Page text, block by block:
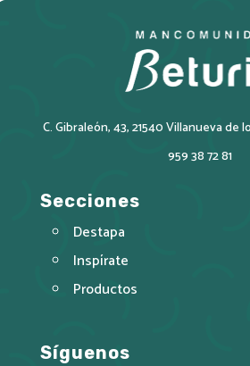
C. Gibraleón, 43, 21540 Villanueva de
959 38 72 81
Secciones
Destapa
Inspírate
Productos
Síguenos